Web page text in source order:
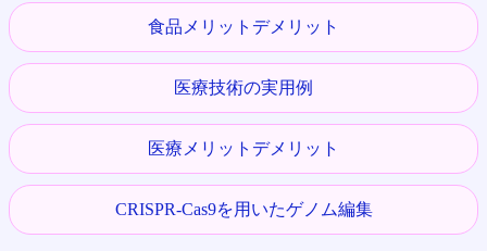
食品メリットデメリット
医療技術の実用例
医療メリットデメリット
CRISPR-Cas9を用いたゲノム編集